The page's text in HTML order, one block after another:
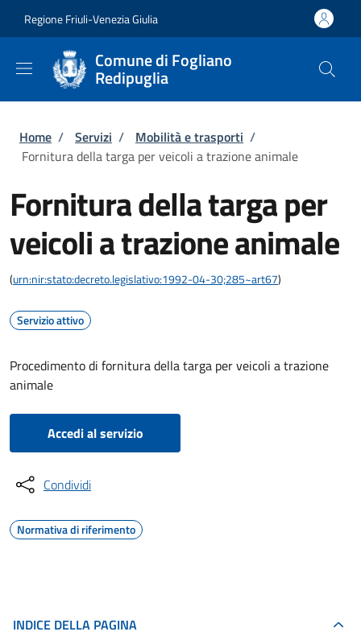
Regione Friuli-Venezia Giulia
Comune di Fogliano
Redipuglia
Briciole di pane
Home / Servizi / Mobilità e trasporti /
Fornitura della targa per veicoli a trazione animale
Fornitura della targa per
veicoli a trazione animale
(urn:nir:stato:decreto.legislativo:1992-04-30;285~art67)
Servizio attivo
Procedimento di fornitura della targa per veicoli a trazione
animale
Accedi al servizio
Condividi
Normativa di riferimento
INDICE DELLA PAGINA